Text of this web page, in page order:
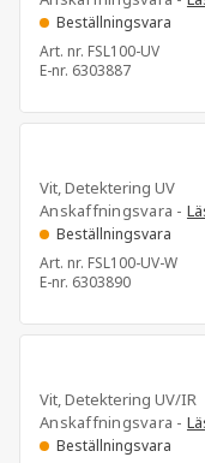
Beställningsvara
Art. nr. FSL100-UV
E-nr. 6303887
Vit, Detektering UV
Anskaffningsvara -
Beställningsvara
Art. nr. FSL100-UV-W
E-nr. 6303890
Vit, Detektering UV/IR
Anskaffningsvara -
Beställningsvara